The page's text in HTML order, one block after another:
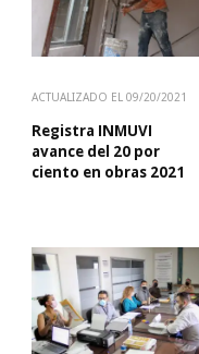
ACTUALIZADO EL 09/20/2021
Registra INMUVI
avance del 20 por
ciento en obras 2021